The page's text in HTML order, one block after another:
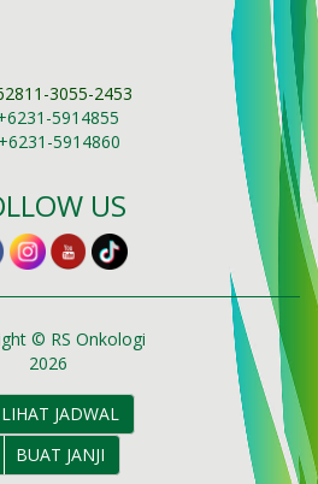
3055-2453
5914855
+6231-5914860
US
© RS Onkologi
2026
LIHAT JADWAL
BUAT JANJI